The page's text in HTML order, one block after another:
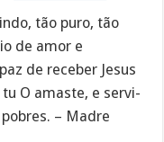
tão puro, tão
de amor e
de receber Jesus
O amaste, e servi-
– Madre